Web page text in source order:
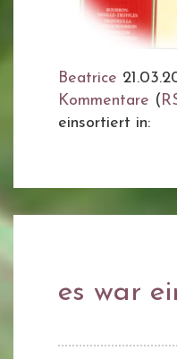
Beatrice
Kommentare (
einsortiert in:
es war